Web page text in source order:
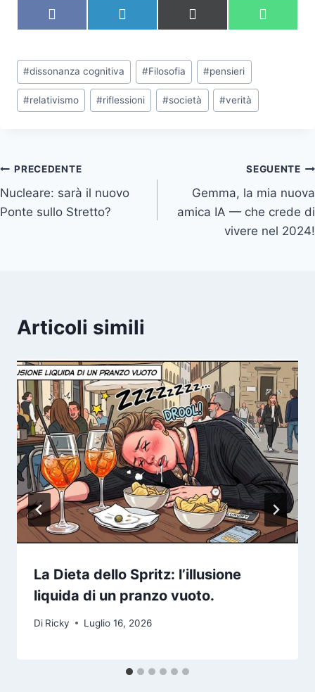
c
n
d
i
v
i
a
e
b
o
o
k
c
n
i
v
i
i
k
d
I
n
c
n
d
i
v
i
(
w
t
t
e
c
h
Tag
articolo:
#dissonanza cognitiva #Filosofia #pensieri
#relativismo #riflessioni #società #verità
Navigazione
articoli
PRECEDENTE
Nucleare: sarà il nuovo
Ponte sullo Stretto?
SEGUENTE
Gemma, la mia nuova
amica IA — che crede di
vivere nel 2024!
Articoli simili
La Dieta dello Spritz: l’illusione
liquida di un pranzo vuoto.
Di Ricky Luglio 16, 2026